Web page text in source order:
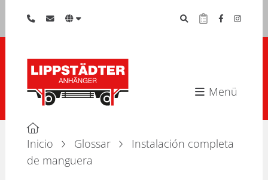
Menü
Inicio Glossar
Instalación completa
de manguera